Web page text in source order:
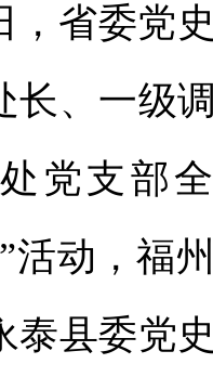
，省委党
长、一级
党支部
活动，福
泰县委党